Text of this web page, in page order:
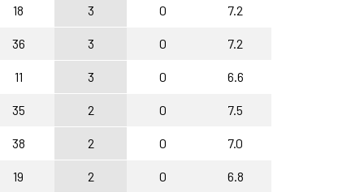
18 3 0 7.2
36 3 0 7.2
11 3 0 6.6
35 2 0 7.5
38 2 0 7.0
19 2 0 6.8